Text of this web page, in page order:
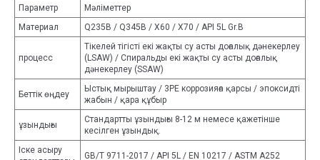
Параметр
Мәліметтер
Материал
Q235B / Q345B / X60 / X70 / API 5L Gr.B
процесс
Тікелей тігісті екі жақты су асты доғалық дәнекерлеу
(LSAW) / Спиральды екі жақты су асты доғалық
дәнекерлеу (SSAW)
Беттік өңдеу
Ыстық мырыштау / 3PE коррозияға қарсы / эпоксидті
жабын / қара құбыр
ұзындығы
Стандартты ұзындығы 8-12 м немесе қажетінше
кесілген ұзындық.
Іске асыру
GB/T 9711-2017 / API 5L / EN 10217 / ASTM A252